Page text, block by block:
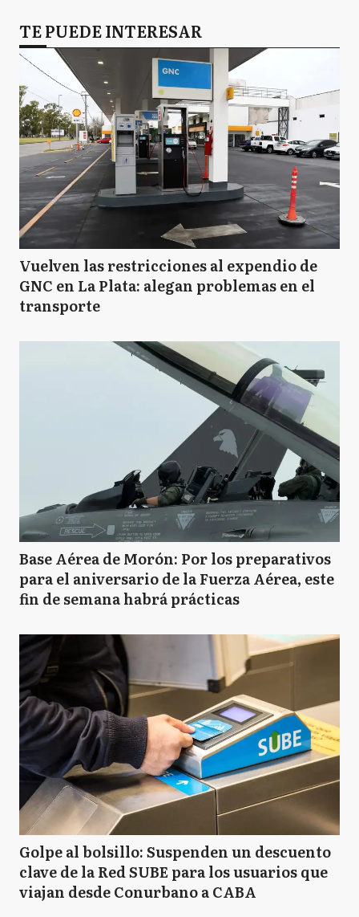
TE PUEDE INTERESAR
Vuelven las restricciones al expendio de
GNC en La Plata: alegan problemas en el
transporte
Base Aérea de Morón: Por los preparativos
para el aniversario de la Fuerza Aérea, este
fin de semana habrá prácticas
Golpe al bolsillo: Suspenden un descuento
clave de la Red SUBE para los usuarios que
viajan desde Conurbano a CABA